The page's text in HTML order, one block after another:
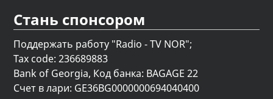
Стань спонсором
Поддержать работу "Radio - TV NOR";
Tax code: 236689883
Bank of Georgia, Код банка: BAGAGE 22
Счет в лари: GE36BG0000000694040400